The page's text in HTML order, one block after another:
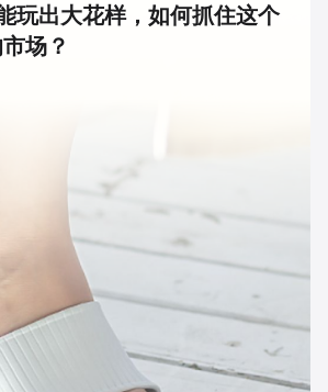
玩出大花样，如何抓住这个
场？